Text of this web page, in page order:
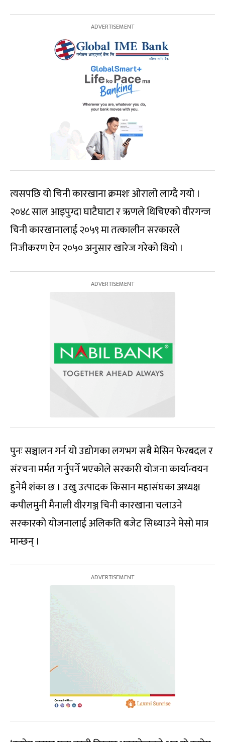
त्यसपछि यो चिनी कारखाना क्रमशः ओरालो लाग्दै गयो ।
२०४८ साल आइपुग्दा घाटैघाटा र ऋणले थिचिएको वीरगन्ज
चिनी कारखानालाई २०५९ मा तत्कालीन सरकारले
निजीकरण ऐन २०५० अनुसार खारेज गरेको थियो ।
पुनः सञ्चालन गर्न यो उद्योगका लगभग सबै मेसिन फेरबदल र
संरचना मर्मत गर्नुपर्ने भएकोले सरकारी योजना कार्यान्वयन
हुनेमै शंका छ । उखु उत्पादक किसान महासंघका अध्यक्ष
कपीलमुनी मैनाली वीरगञ्ज चिनी कारखाना चलाउने
सरकारको योजनालाई अलिकति बजेट सिध्याउने मेसो मात्र
मान्छन् ।